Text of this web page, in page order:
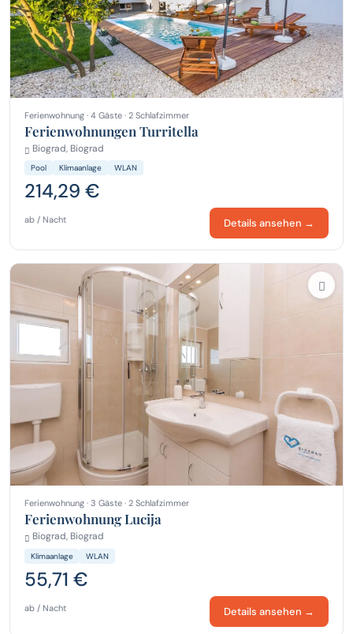
Ferienwohnung · 4 Gäste · 2 Schlafzimmer
Ferienwohnungen Turritella
Biograd, Biograd
Pool Klimaanlage WLAN
214,29 €
ab / Nacht Details ansehen →
Ferienwohnung · 3 Gäste · 2 Schlafzimmer
Ferienwohnung Lucija
Biograd, Biograd
Klimaanlage WLAN
55,71 €
ab / Nacht Details ansehen →